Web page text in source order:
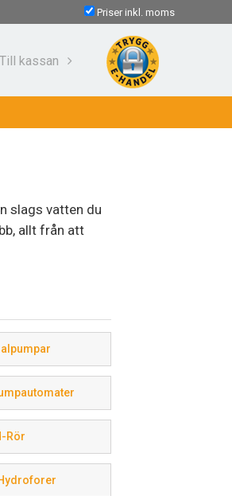
Priser inkl. moms
Till kassan
slags vatten du
allt från att
kan vi
nedan eller
hittar du fler
Rör